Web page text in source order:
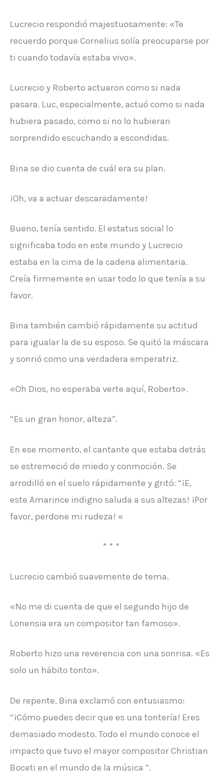
Lucrecio respondió majestuosamente: «Te
recuerdo porque Cornelius solía preocuparse por
ti cuando todavía estaba vivo».
Lucrecio y Roberto actuaron como si nada
pasara. Luc, especialmente, actuó como si nada
hubiera pasado, como si no lo hubieran
sorprendido escuchando a escondidas.
Bina se dio cuenta de cuál era su plan.
¡Oh, va a actuar descaradamente!
Bueno, tenía sentido. El estatus social lo
significaba todo en este mundo y Lucrecio
estaba en la cima de la cadena alimentaria.
Creía firmemente en usar todo lo que tenía a su
favor.
Bina también cambió rápidamente su actitud
para igualar la de su esposo. Se quitó la máscara
y sonrió como una verdadera emperatriz.
«Oh Dios, no esperaba verte aquí, Roberto».
“Es un gran honor, alteza”.
En ese momento, el cantante que estaba detrás
se estremeció de miedo y conmoción. Se
arrodilló en el suelo rápidamente y gritó: “¡E,
este Amarince indigno saluda a sus altezas! ¡Por
favor, perdone mi rudeza! «
* * *
Lucrecio cambió suavemente de tema.
«No me di cuenta de que el segundo hijo de
Lonensia era un compositor tan famoso».
Roberto hizo una reverencia con una sonrisa. «Es
solo un hábito tonto».
De repente, Bina exclamó con entusiasmo:
“¡Cómo puedes decir que es una tontería! Eres
demasiado modesto. Todo el mundo conoce el
impacto que tuvo el mayor compositor Christian
Boceti en el mundo de la música ”.